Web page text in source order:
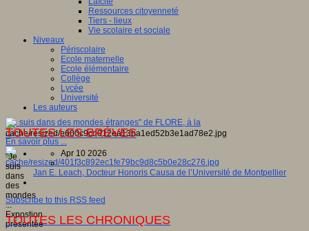
Ressources citoyenneté
Tiers - lieux
Vie scolaire et sociale
Niveaux
Périscolaire
Ecole maternelle
Ecole élémentaire
Collège
Lycée
Université
Les auteurs
"Je suis dans des mondes étranges" de FLORE, à la
...
En savoir plus ...
"Je
suis
dans
des
mondes
...
Expostion
présentée
TOUTES LES BRÈVES
Apr 10 2026
Jan E. Leach, Docteur Honoris Causa de l’Université de Montpellier
Subscribe to this RSS feed
TOUTES LES CHRONIQUES